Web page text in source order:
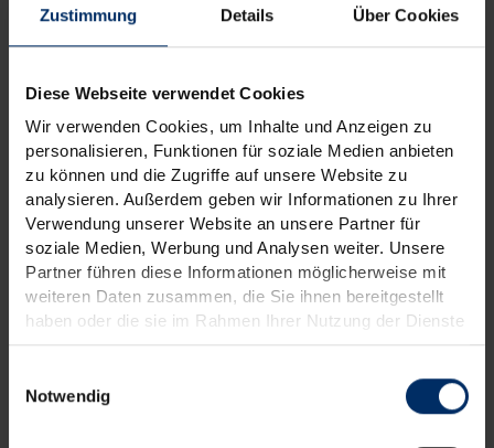
Zustimmung Details Über Cookies
Diese Webseite verwendet Cookies
Wir verwenden Cookies, um Inhalte und Anzeigen zu
personalisieren, Funktionen für soziale Medien anbieten
zu können und die Zugriffe auf unsere Website zu
analysieren. Außerdem geben wir Informationen zu Ihrer
Verwendung unserer Website an unsere Partner für
soziale Medien, Werbung und Analysen weiter. Unsere
Partner führen diese Informationen möglicherweise mit
weiteren Daten zusammen, die Sie ihnen bereitgestellt
haben oder die sie im Rahmen Ihrer Nutzung der Dienste
gesammelt haben.
Datenschutzinformationen
Notwendig